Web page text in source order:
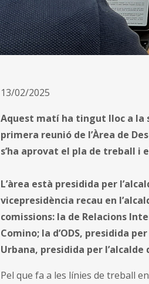
13/02/2025
Aquest matí ha tingut lloc a la
primera reunió de l’Àrea de
s’ha aprovat el pla de treball i
L’àrea està presidida per
vicepresidència recau en
comissions: la de Relacions
Comino; la d’ODS, presidida
Urbana, presidida per l’alcalde
Pel que fa a les línies de treball